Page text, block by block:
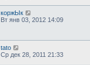
коржЫк
Вт янв 03, 2012 14:09
tato
Ср дек 28, 2011 21:33